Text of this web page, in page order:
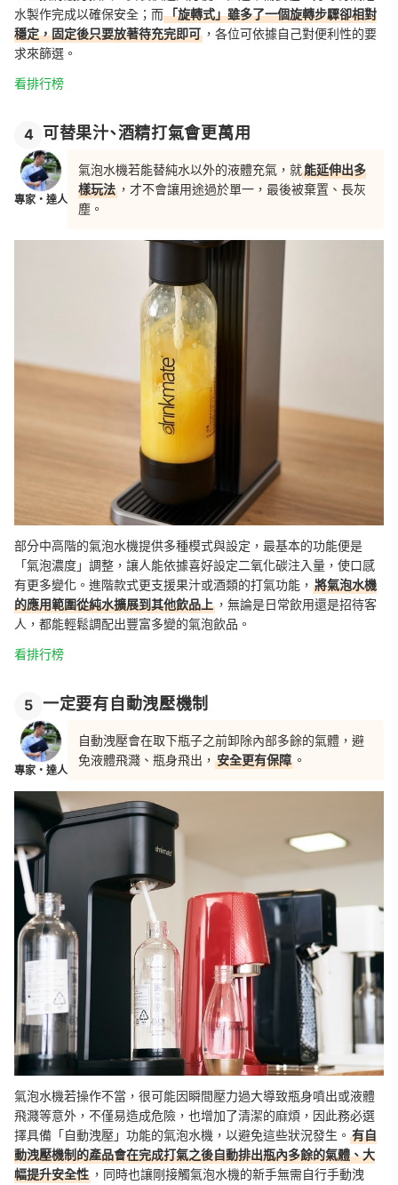
水製作完成以確保安全；而「旋轉式」雖多了一個旋轉步驟卻相對
穩定，固定後只要放著待充完即可 ，各位可依據自己對便利性的要
求來篩選。
看排行榜
4 可替果汁、酒精打氣會更萬用
專家・達人
氣泡水機若能替純水以外的液體充氣，就能延伸出多
樣玩法 ，才不會讓用途過於單一，最後被棄置、長灰
塵。
部分中高階的氣泡水機提供多種模式與設定，最基本的功能便是
「氣泡濃度」調整，讓人能依據喜好設定二氧化碳注入量，使口感
有更多變化。進階款式更支援果汁或酒類的打氣功能， 將氣泡水機
的應用範圍從純水擴展到其他飲品上 ，無論是日常飲用還是招待客
人，都能輕鬆調配出豐富多變的氣泡飲品。
看排行榜
5 一定要有自動洩壓機制
專家・達人
自動洩壓會在取下瓶子之前卸除內部多餘的氣體，避
免液體飛濺、瓶身飛出， 安全更有保障 。
氣泡水機若操作不當，很可能因瞬間壓力過大導致瓶身噴出或液體
飛濺等意外，不僅易造成危險，也增加了清潔的麻煩，因此務必選
擇具備「自動洩壓」功能的氣泡水機，以避免這些狀況發生。 有自
動洩壓機制的產品會在完成打氣之後自動排出瓶內多餘的氣體、大
幅提升安全性 ，同時也讓剛接觸氣泡水機的新手無需自行手動洩